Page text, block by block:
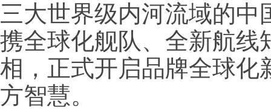
三大世界级内河流域的
携全球化舰队、全新航线
相，正式开启品牌全球化
方智慧。